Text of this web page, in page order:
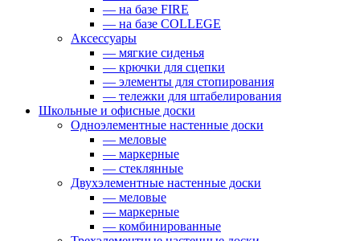
— на базе FIRE
— на базе COLLEGE
Аксессуары
— мягкие сиденья
— крючки для сцепки
— элементы для стопирования
— тележки для штабелирования
Школьные и офисные доски
Одноэлементные настенные доски
— меловые
— маркерные
— стеклянные
Двухэлементные настенные доски
— меловые
— маркерные
— комбинированные